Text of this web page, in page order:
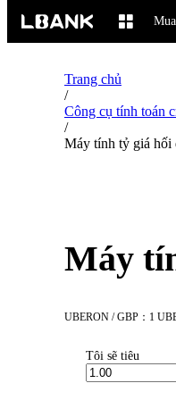
Trang chủ
/
Công cụ tính toán
/
Máy tính tỷ giá
Máy
UBERON / GBP：1
Tôi sẽ tiêu